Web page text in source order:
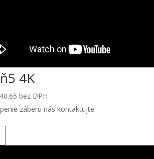
4K
40.65 bez DPH
záberu nás kontaktujte: